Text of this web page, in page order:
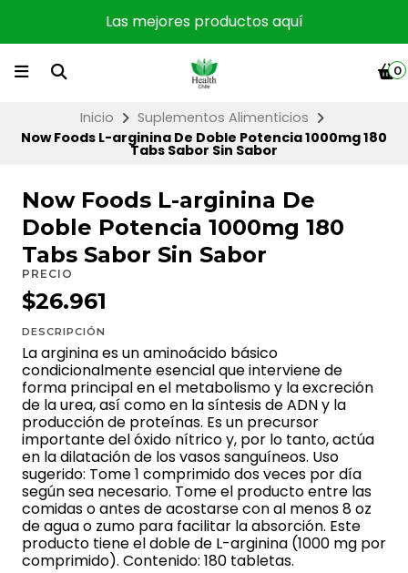
Las mejores productos aquí
0
Inicio
Suplementos Alimenticios
Now Foods L-arginina De Doble Potencia 1000mg 180
Tabs Sabor Sin Sabor
Now Foods L-arginina De
Doble Potencia 1000mg 180
Tabs Sabor Sin Sabor
PRECIO
$26.961
DESCRIPCIÓN
La arginina es un aminoácido básico
condicionalmente esencial que interviene de
forma principal en el metabolismo y la excreción
de la urea, así como en la síntesis de ADN y la
producción de proteínas. Es un precursor
importante del óxido nítrico y, por lo tanto, actúa
en la dilatación de los vasos sanguíneos. Uso
sugerido: Tome 1 comprimido dos veces por día
según sea necesario. Tome el producto entre las
comidas o antes de acostarse con al menos 8 oz
de agua o zumo para facilitar la absorción. Este
producto tiene el doble de L-arginina (1000 mg por
comprimido). Contenido: 180 tabletas.